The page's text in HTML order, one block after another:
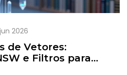
2026
de Vetores:
e Filtros para